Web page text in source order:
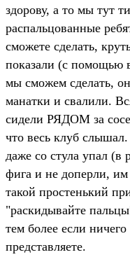
здорову, а то мы тут
распальцованные
сможете сделать,
показали (с помощью
мы сможем сделать,
манатки и свалили.
сидели РЯДОМ за
что весь клуб
даже со стула упал (в
фига и не доперли,
такой простенький
"раскидывайте
тем более если ничего
представляете.